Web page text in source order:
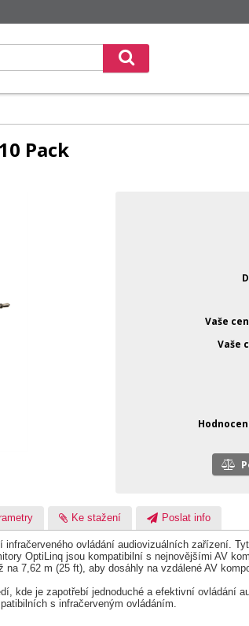
Pack
Vaše
Vaše
Ke stažení Poslat info
ovládání audiovizuálních zařízení.
OptiLinq jsou kompatibilní s nejnovějšími AV
7,62 m (25 ft), aby dosáhly na vzdálené AV
kde je zapotřebí jednoduché a efektivní ovládání
s infračerveným ovládáním.